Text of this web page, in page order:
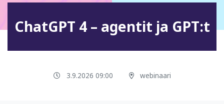
ChatGPT 4 – agentit ja GPT:t
3.9.2026 09:00 webinaari